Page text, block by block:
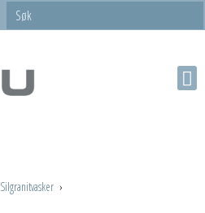
Silgranitvasker